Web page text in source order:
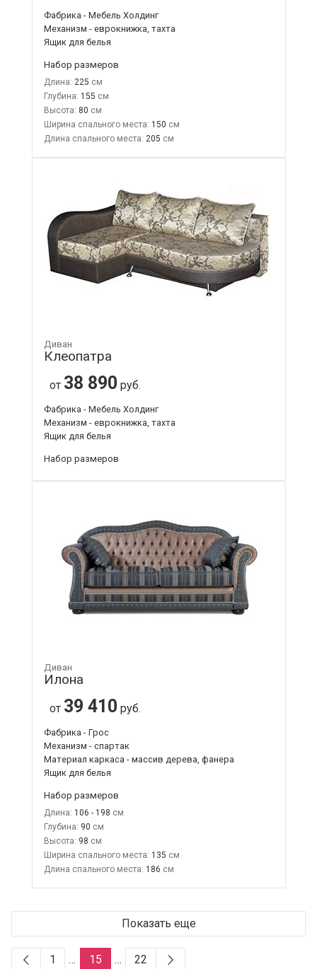
Фабрика - Мебель Холдинг
Механизм - еврокнижка, тахта
Ящик для белья
Набор размеров
Длина: 225
Глубина: 155
Высота: 80
Ширина спального места: 150
Длина спального места: 205
Диван
Клеопатра
от 38 890 руб.
Фабрика - Мебель Холдинг
Механизм - еврокнижка, тахта
Ящик для белья
Набор размеров
Диван
Илона
от 39 410 руб.
Фабрика - Грос
Механизм - спартак
Материал каркаса - массив дерева, фанера
Ящик для белья
Набор размеров
Длина: 106 - 198
Глубина: 90
Высота: 98
Ширина спального места: 135
Длина спального места: 186
Показать еще
1 … 15 … 22